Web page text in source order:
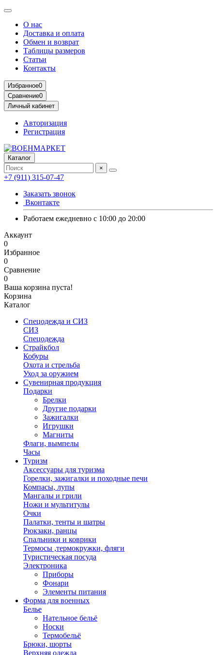
О нас
Доставка и оплата
Обмен и возврат
Таблицы размеров
Статьи
Контакты
Избранное0
Сравнение0
Личный кабинет
Авторизация
Регистрация
Каталог
×
+7 (911) 315-07-47
Заказать звонок
Вконтакте
Работаем ежедневно с 10:00 до 20:00
Аккаунт
0
Избранное
0
Сравнение
0
Ваша корзина пуста!
Корзина
Каталог
Спецодежда и СИЗ
СИЗ
Спецодежда
Страйкбол
Кобуры
Охота и стрельба
Уход за оружием
Сувенирная продукция
Подарки
Брелки
Другие подарки
Зажигалки
Игрушки
Магниты
Флаги, вымпелы
Часы
Туризм
Аксессуары для туризма
Горелки, зажигалки и походные печи
Компасы, лупы
Мангалы и грили
Ножи и мультитулы
Очки
Палатки, тенты и шатры
Рюкзаки, ранцы
Спальники и коврики
Термосы ,термокружки, фляги
Туристическая посуда
Электроника
Приборы
Фонари
Элементы питания
Форма для военных
Белье
Нательное бельё
Носки
Термобельё
Брюки, шорты
Верхняя одежда